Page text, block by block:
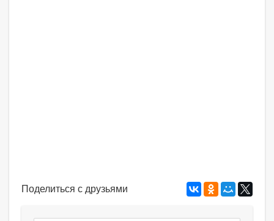
Поделиться с друзьями